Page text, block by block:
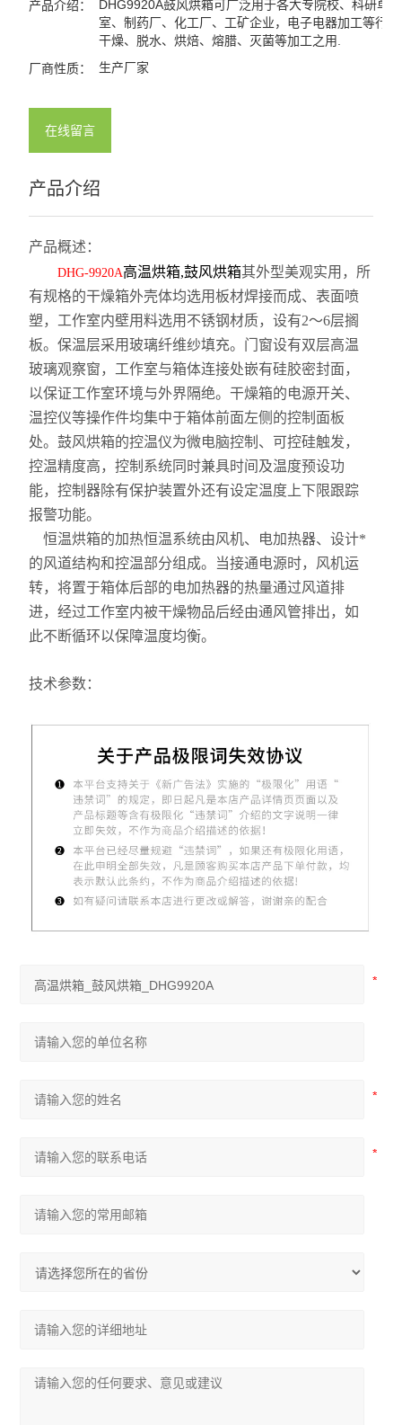
产品介绍：
DHG9920A鼓风烘箱可广泛用于各大专院校、科研单
室、制药厂、化工厂、工矿企业，电子电器加工等行
干燥、脱水、烘焙、熔腊、灭菌等加工之用.
厂商性质： 生产厂家
在线留言
产品介绍
产品概述：
DHG-9920A高温烘箱,鼓风烘箱其外型美观实用，所
有规格的干燥箱外壳体均选用板材焊接而成、表面喷
塑，工作室内壁用料选用不锈钢材质，设有2～6层搁
板。保温层采用玻璃纤维纱填充。门窗设有双层高温
玻璃观察窗，工作室与箱体连接处嵌有硅胶密封面，
以保证工作室环境与外界隔绝。干燥箱的电源开关、
温控仪等操作件均集中于箱体前面左侧的控制面板
处。鼓风烘箱的控温仪为微电脑控制、可控硅触发，
控温精度高，控制系统同时兼具时间及温度预设功
能，控制器除有保护装置外还有设定温度上下限跟踪
报警功能。
恒温烘箱的加热恒温系统由风机、电加热器、设计*
的风道结构和控温部分组成。当接通电源时，风机运
转，将置于箱体后部的电加热器的热量通过风道排
进，经过工作室内被干燥物品后经由通风管排出，如
此不断循环以保障温度均衡。
技术参数：